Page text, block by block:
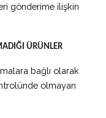
gönderime ilişkin
ÜRÜNLER
bağlı olarak
olmayan